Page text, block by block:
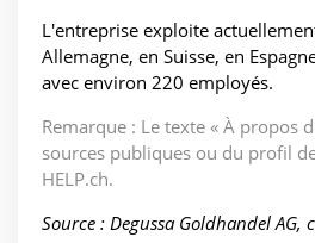
L'entreprise exploite
Allemagne, en Suisse, en
avec environ 220 employés.
Remarque : Le texte « À propos
sources publiques ou du profil
HELP.ch.
Source : Degussa Goldhandel AG,